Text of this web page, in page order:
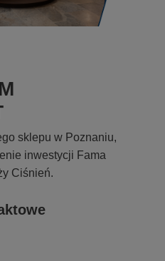
sklepu w Poznaniu,
inwestycji Fama
Ciśnień.